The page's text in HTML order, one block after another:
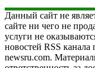
Данный сайт не
сайте ни чего не
услуги не
новостей RSS канала
newsru.com.